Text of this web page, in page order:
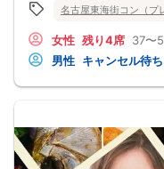
★プロフィールカードにより会
なんてことは絶対ありません！
プロフィールカードを活用し、
★完全着席型・連絡先交換は自由
換ができなかった」なんてこと
（連絡先交換は席替え時間まで
---------------------------
【お客様へのお願い】
1. ２名様以上でのご参加は必ず
名古屋東海街コン（プ
女性 残り4席 37〜
男性 キャンセル待ち